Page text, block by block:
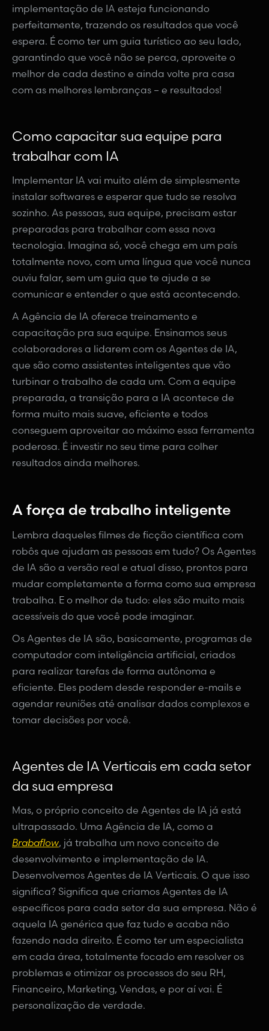
implementação de IA esteja funcionando
perfeitamente, trazendo os resultados que você
espera. É como ter um guia turístico ao seu lado,
garantindo que você não se perca, aproveite o
melhor de cada destino e ainda volte pra casa
com as melhores lembranças – e resultados!
Como capacitar sua equipe para
trabalhar com IA
Implementar IA vai muito além de simplesmente
instalar softwares e esperar que tudo se resolva
sozinho. As pessoas, sua equipe, precisam estar
preparadas para trabalhar com essa nova
tecnologia. Imagina só, você chega em um país
totalmente novo, com uma língua que você nunca
ouviu falar, sem um guia que te ajude a se
comunicar e entender o que está acontecendo.
A Agência de IA oferece treinamento e
capacitação pra sua equipe. Ensinamos seus
colaboradores a lidarem com os Agentes de IA,
que são como assistentes inteligentes que vão
turbinar o trabalho de cada um. Com a equipe
preparada, a transição para a IA acontece de
forma muito mais suave, eficiente e todos
conseguem aproveitar ao máximo essa ferramenta
poderosa. É investir no seu time para colher
resultados ainda melhores.
A força de trabalho inteligente
Lembra daqueles filmes de ficção científica com
robôs que ajudam as pessoas em tudo? Os Agentes
de IA são a versão real e atual disso, prontos para
mudar completamente a forma como sua empresa
trabalha. E o melhor de tudo: eles são muito mais
acessíveis do que você pode imaginar.
Os Agentes de IA são, basicamente, programas de
computador com inteligência artificial, criados
para realizar tarefas de forma autônoma e
eficiente. Eles podem desde responder e-mails e
agendar reuniões até analisar dados complexos e
tomar decisões por você.
Agentes de IA Verticais em cada setor
da sua empresa
Mas, o próprio conceito de Agentes de IA já está
ultrapassado. Uma Agência de IA, como a
Brabaflow, já trabalha um novo conceito de
desenvolvimento e implementação de IA.
Desenvolvemos Agentes de IA Verticais. O que isso
significa? Significa que criamos Agentes de IA
específicos para cada setor da sua empresa. Não é
aquela IA genérica que faz tudo e acaba não
fazendo nada direito. É como ter um especialista
em cada área, totalmente focado em resolver os
problemas e otimizar os processos do seu RH,
Financeiro, Marketing, Vendas, e por aí vai. É
personalização de verdade.